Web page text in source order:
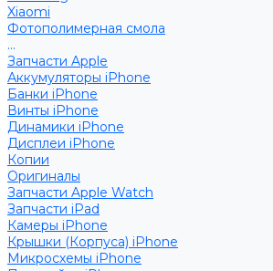
Xiaomi
Фотополимерная смола
...
Запчасти Apple
Аккумуляторы iPhone
Банки iPhone
Винты iPhone
Динамики iPhone
Дисплеи iPhone
Копии
Оригиналы
Запчасти Apple Watch
Запчасти iPad
Камеры iPhone
Крышки (Корпуса) iPhone
Микросхемы iPhone